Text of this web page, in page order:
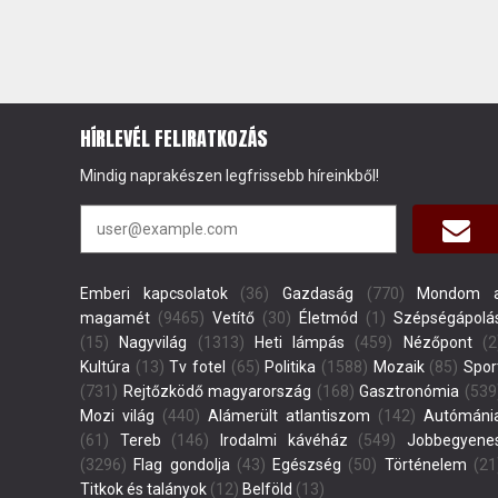
HÍRLEVÉL FELIRATKOZÁS
Mindig naprakészen legfrissebb híreinkből!
Emberi kapcsolatok(36) Gazdaság (770)
Mondom
magamét (9465) Vetítő (30) Életmód (1)
(15)
Nagyvilág (1313) Heti lámpás (459) Nézőpont
Kultúra (13) Tv fotel (65) Politika (1588) Mozaik(85)
(731) Rejtőzködő magyarország (168) Gasztronómia
Mozi világ (440) Alámerült atlantiszom (142)
(61)
Tereb (146) Irodalmi kávéház (549)
(3296) Flag gondolja (43) Egészség (50) Történelem
Titkok és talányok (12) Belföld (13)